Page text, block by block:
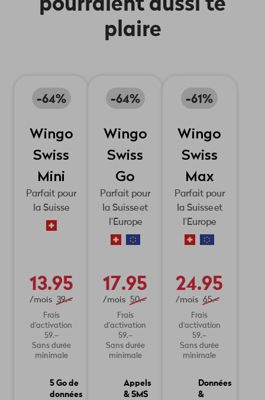
dans notre
compte et ton
abo.
plaire
-64%
Wingo
Swiss
Mini
Parfait pour
la Suisse
13.95
/mois 39.–
Frais
d’activation
59.–
Sans durée
minimale
5 Go de
données
-64%
Wingo
Swiss
Go
Parfait pour
la Suisse et
l'Europe
17.95
/mois 50.–
Frais
d’activation
59.–
Sans durée
minimale
Appels
& SMS
-61%
Wingo
Swiss
Max
Parfait pour
la Suisse et
l'Europe
24.95
/mois 65.–
Frais
d’activation
59.–
Sans durée
minimale
Données
&